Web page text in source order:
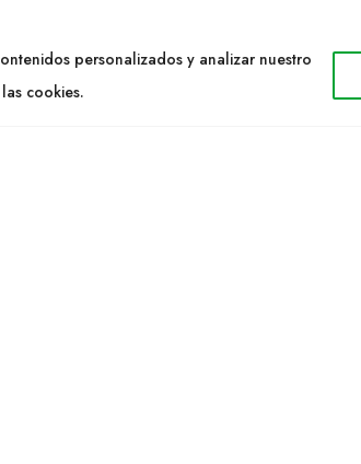
personalizados y analizar nuestro
cookies.
WEB